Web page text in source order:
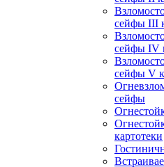
сейфы III
сейфы IV
сейфы V
сейфы
картотеки